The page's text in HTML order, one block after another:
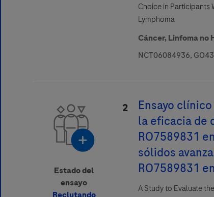
Choice in Participants
Lymphoma
Cáncer,Linfoma no
NCT06084936,
Estado del
ensayo
Reclutando
2
Ensayo
la eficacia de
RO7589831
sólidos
RO7589831
A Study to Evaluate